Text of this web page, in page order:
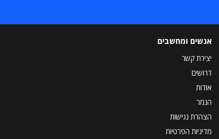
אנשים ומחשבים
יצירת קשר
דרושים
אודות
הנמר
הצהרת נגישות
מדיניות הפרטיות